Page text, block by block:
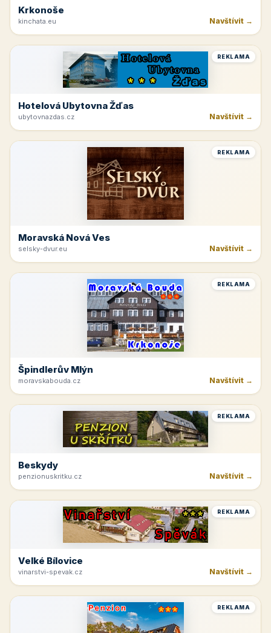
Krkonoše
kinchata.eu Navštívit →
REKLAMA
Hotelová Ubytovna Žďas
ubytovnazdas.cz Navštívit →
REKLAMA
Moravská Nová Ves
selsky-dvur.eu Navštívit →
REKLAMA
Špindlerův Mlýn
moravskabouda.cz Navštívit →
REKLAMA
Beskydy
penzionuskritku.cz Navštívit →
REKLAMA
Velké Bílovice
vinarstvi-spevak.cz Navštívit →
REKLAMA